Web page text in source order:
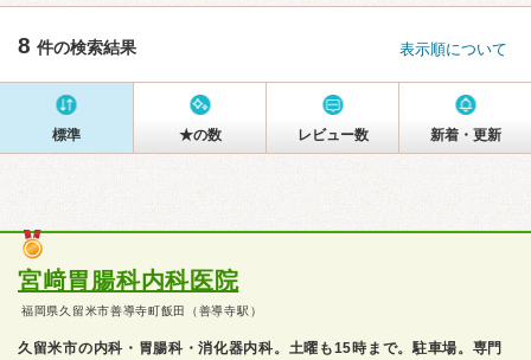
8 件の検索結果 表示順について
標準 ★の数 レビュー数 新着・更新
宮﨑胃腸科内科医院
福岡県久留米市善導寺町飯田（善導寺駅）
久留米市の内科・胃腸科・消化器内科。土曜も15時まで。駐車場。専門